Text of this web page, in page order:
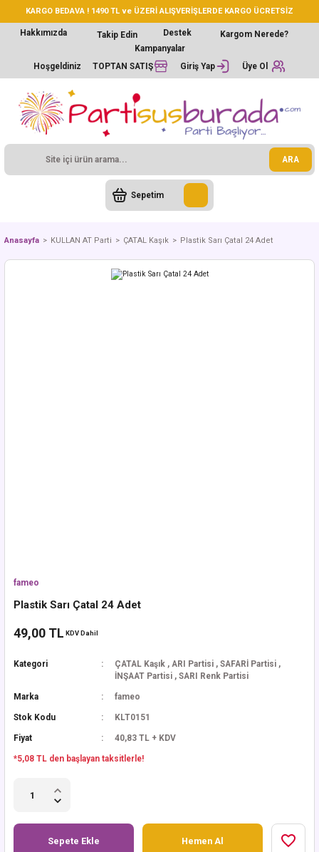
KARGO BEDAVA ! 1490 TL ve ÜZERİ ALIŞVERİŞLERDE KARGO ÜCRETSİZ
Hakkımızda Takip Edin Destek
Kargom Nerede?
Kampanyalar
Hoşgeldiniz
TOPTAN SATIŞ Giriş Yap Üye Ol
ARA
Sepetim
Anasayfa KULLAN AT Parti ÇATAL Kaşık Plastik Sarı Çatal 24 Adet
fameo
Plastik Sarı Çatal 24 Adet
49,00 TL KDV Dahil
Kategori ÇATAL Kaşık , ARI Partisi , SAFARİ Partisi ,
İNŞAAT Partisi , SARI Renk Partisi
Marka fameo
Stok Kodu KLT0151
Fiyat 40,83 TL + KDV
*5,08 TL den başlayan taksitlerle!
Sepete Ekle Hemen Al